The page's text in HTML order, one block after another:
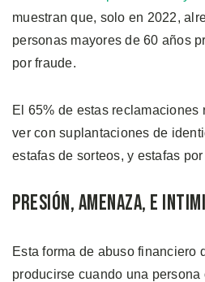
muestran que, solo en 2022,
personas mayores de 60 años
por fraude.
El 65% de estas reclamaciones
ver con suplantaciones de
estafas de sorteos, y estafas
Presión, Amenaza, e
Esta forma de abuso financiero
producirse cuando una